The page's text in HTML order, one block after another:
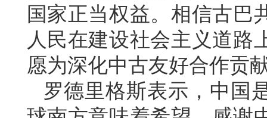
国家正当权益。相信古巴
人民在建设社会主义道路
愿为深化中古友好合作贡
罗德里格斯表示，中国